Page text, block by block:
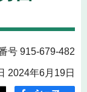
号 915-679-482
2024年6月19日